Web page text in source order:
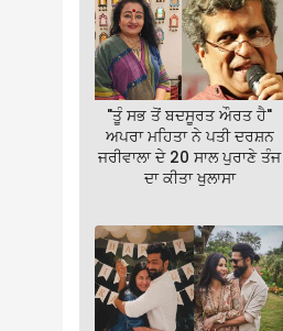
"ਤੂੰ ਸਭ ਤੋਂ ਬਦਸੂਰਤ ਔਰਤ ਹੈ"
ਅਪਰਾ ਮਹਿਤਾ ਨੇ ਪਤੀ ਦਰਸ਼ਨ
ਜਰੀਵਾਲਾ ਦੇ 20 ਸਾਲ ਪੁਰਾਣੇ ਤੰਜ
ਦਾ ਕੀਤਾ ਖੁਲਾਸਾ